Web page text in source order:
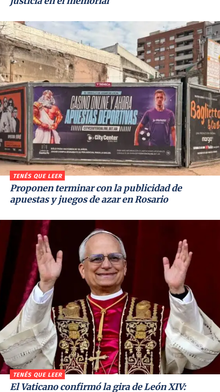
TENÉS QUE LEER
Proponen terminar con la publicidad de
apuestas y juegos de azar en Rosario
TENÉS QUE LEER
El Vaticano confirmó la gira de León XIV: